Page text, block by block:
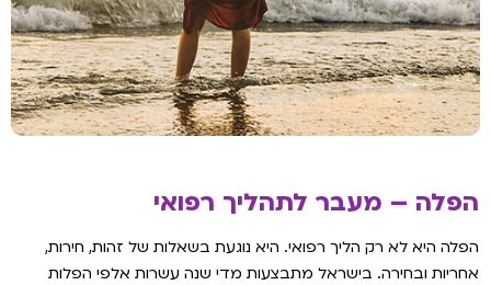
הפלה – מעבר לתהליך רפואי
הפלה היא לא רק הליך רפואי. היא נוגעת בשאלות של זהות, חירות,
אחריות ובחירה. בישראל מתבצעות מדי שנה עשרות אלפי הפלות